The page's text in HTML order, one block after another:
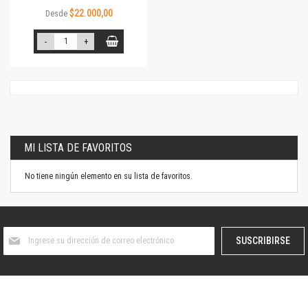
Desde $22.000,00
- +
MI LISTA DE FAVORITOS
No tiene ningún elemento en su lista de favoritos.
boletín
SUSCRIBIRSE